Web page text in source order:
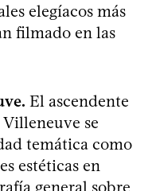
elegíacos más
filmado en las
El ascendente
se
temática como
estéticas en
general sobre